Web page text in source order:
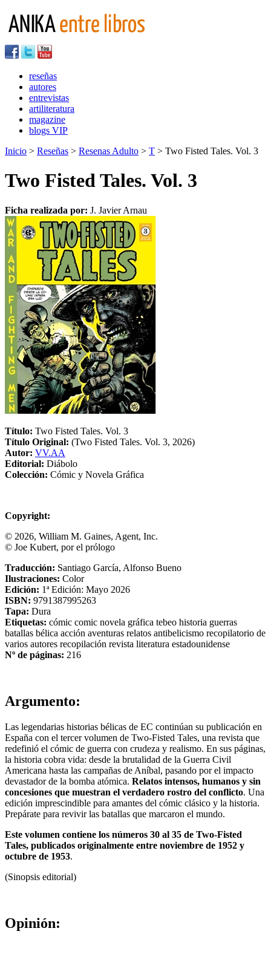
reseñas
autores
entrevistas
artiliteratura
magazine
blogs VIP
Inicio > Reseñas > Resenas Adulto > T > Two Fisted Tales. Vol. 3
Two Fisted Tales. Vol. 3
Ficha realizada por: J. Javier Arnau
Título: Two Fisted Tales. Vol. 3
Título Original: (Two Fisted Tales. Vol. 3, 2026)
Autor: VV.AA
Editorial: Diábolo
Colección: Cómic y Novela Gráfica
Copyright:
© 2026, William M. Gaines, Agent, Inc.
© Joe Kubert, por el prólogo
Traducción: Santiago García, Alfonso Bueno
Ilustraciones: Color
Edición: 1ª Edición: Mayo 2026
ISBN: 9791387995263
Tapa: Dura
Etiquetas: cómic comic novela gráfica tebeo historia guerras
batallas bélica acción aventuras relatos antibelicismo recopilatorio de
varios autores recopilación revista literatura estadounidense
Nº de páginas: 216
Argumento:
Las legendarias historias bélicas de EC continúan su publicación en
España con el tercer volumen de Two-Fisted Tales, una revista que
redefinió el cómic de guerra con crudeza y realismo. En sus páginas,
la historia cobra vida: desde la brutalidad de la Guerra Civil
Americana hasta las campañas de Aníbal, pasando por el impacto
devastador de la bomba atómica. Relatos intensos, humanos y sin
concesiones que muestran el verdadero rostro del conflicto. Una
edición imprescindible para amantes del cómic clásico y la historia.
Prepárate para revivir las batallas que marcaron el mundo.
Este volumen contiene los números 30 al 35 de Two-Fisted
Tales, publicados originalmente entre noviembre de 1952 y
octubre de 1953.
(Sinopsis editorial)
Opinión: